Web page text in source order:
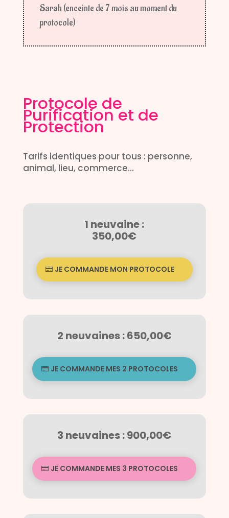
Sarah (enceinte de 7 mois au moment du
protocole)
Protocole de
Purification et de
Protection
Tarifs identiques pour tous : personne,
animal, lieu, commerce…
1 neuvaine :
350,00€
JE COMMANDE MON PROTOCOLE
2 neuvaines : 650,00€
JE COMMANDE MES 2 PROTOCOLES
3 neuvaines : 900,00€
JE COMMANDE MES 3 PROTOCOLES